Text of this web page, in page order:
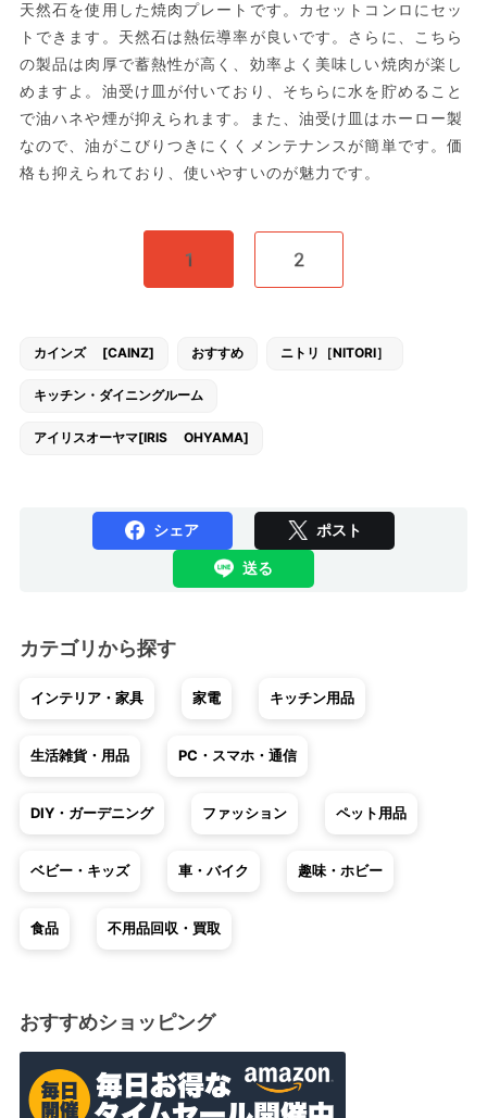
天然石を使用した焼肉プレートです。カセットコンロにセッ
トできます。天然石は熱伝導率が良いです。さらに、こちら
の製品は肉厚で蓄熱性が高く、効率よく美味しい焼肉が楽し
めますよ。油受け皿が付いており、そちらに水を貯めること
で油ハネや煙が抑えられます。また、油受け皿はホーロー製
なので、油がこびりつきにくくメンテナンスが簡単です。価
格も抑えられており、使いやすいのが魅力です。
1 2
カインズ [CAINZ] おすすめ ニトリ［NITORI］
キッチン・ダイニングルーム
アイリスオーヤマ[IRIS OHYAMA]
シェア ポスト
送る
カテゴリから探す
インテリア・家具 家電 キッチン用品
生活雑貨・用品 PC・スマホ・通信
DIY・ガーデニング ファッション ペット用品
ベビー・キッズ 車・バイク 趣味・ホビー
食品 不用品回収・買取
おすすめショッピング